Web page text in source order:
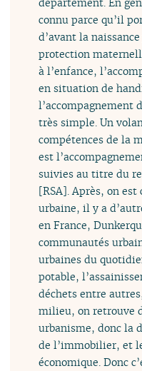
connu parce qu’il
d’avant la
protection
à l’enfance,
en situation de
très simple. Un
compétences de la
est
suivies au titre du
[RSA]. Après, on
urbaine, il y a
en France,
communautés
urbaines du
potable,
déchets entre
milieu, on retrouve
urbanisme, donc la
de l’immobilier, et
économique. Donc